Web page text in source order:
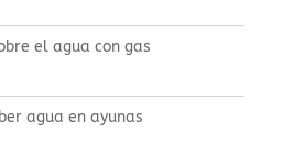
el agua con gas
agua en ayunas